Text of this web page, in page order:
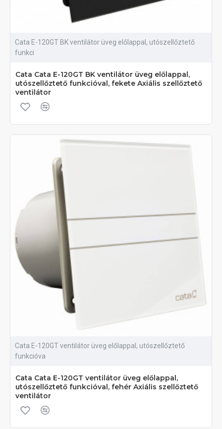
Cata E-120GT BK ventilátor üveg előlappal, utószellőztető
funkci
Cata Cata E-120GT BK ventilátor üveg előlappal,
utószellőztető funkcióval, fekete Axiális szellőztető
ventilátor
Cata E-120GT ventilátor üveg előlappal, utószellőztető
funkcióva
Cata Cata E-120GT ventilátor üveg előlappal,
utószellőztető funkcióval, fehér Axiális szellőztető
ventilátor